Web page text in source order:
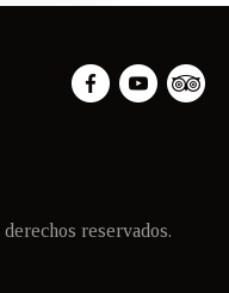
reservados.